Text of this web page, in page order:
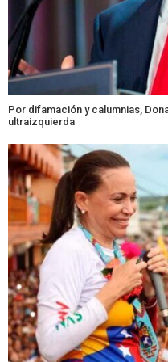
Por difamación y calumnias,
ultraizquierda